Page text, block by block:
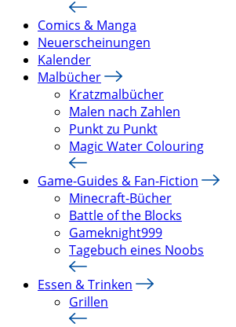
Comics & Manga
Neuerscheinungen
Kalender
Malbücher
Kratzmalbücher
Malen nach Zahlen
Punkt zu Punkt
Magic Water Colouring
Game-Guides & Fan-Fiction
Minecraft-Bücher
Battle of the Blocks
Gameknight999
Tagebuch eines Noobs
Essen & Trinken
Grillen